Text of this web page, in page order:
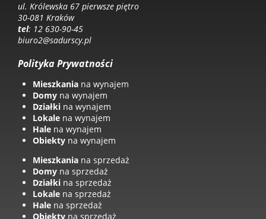
ul. Królewska 67 pierwsze piętro
30-081 Kraków
tel: 12 630-90-45
biuro2@sadurscy.pl
Polityka Prywatności
Mieszkania na wynajem
Domy na wynajem
Działki na wynajem
Lokale na wynajem
Hale na wynajem
Obiekty na wynajem
Mieszkania na sprzedaż
Domy na sprzedaż
Działki na sprzedaż
Lokale na sprzedaż
Hale na sprzedaż
Obiekty na sprzedaż